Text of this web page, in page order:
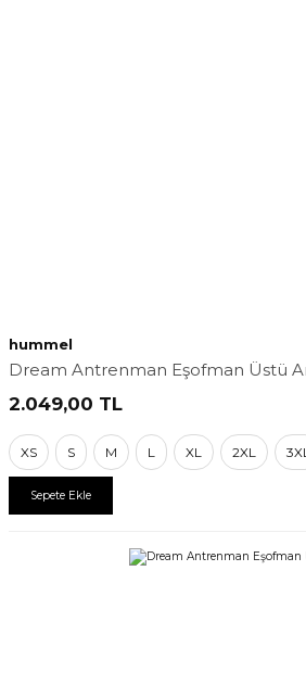
hummel
Dream Antrenman Eşofman Üstü
2.049,00 TL
XS S M L XL 2XL
Sepete Ekle